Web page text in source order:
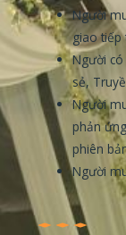
Người
giao tiếp
Người
sẻ,
Người
phản
phiên
Người